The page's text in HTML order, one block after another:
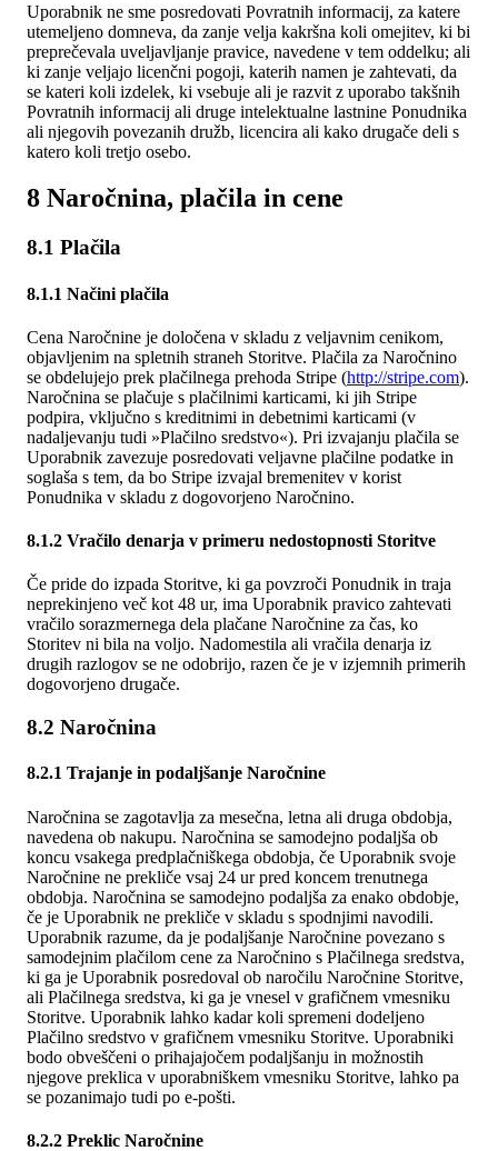
Uporabnik ne sme posredovati Povratnih informacij, za katere
utemeljeno domneva, da zanje velja kakršna koli omejitev, ki bi
preprečevala uveljavljanje pravice, navedene v tem oddelku; ali
ki zanje veljajo licenčni pogoji, katerih namen je zahtevati, da
se kateri koli izdelek, ki vsebuje ali je razvit z uporabo takšnih
Povratnih informacij ali druge intelektualne lastnine Ponudnika
ali njegovih povezanih družb, licencira ali kako drugače deli s
katero koli tretjo osebo.
8 Naročnina, plačila in cene
8.1 Plačila
8.1.1 Načini plačila
Cena Naročnine je določena v skladu z veljavnim cenikom,
objavljenim na spletnih straneh Storitve. Plačila za Naročnino
se obdelujejo prek plačilnega prehoda Stripe (http://stripe.com).
Naročnina se plačuje s plačilnimi karticami, ki jih Stripe
podpira, vključno s kreditnimi in debetnimi karticami (v
nadaljevanju tudi »Plačilno sredstvo«). Pri izvajanju plačila se
Uporabnik zavezuje posredovati veljavne plačilne podatke in
soglaša s tem, da bo Stripe izvajal bremenitev v korist
Ponudnika v skladu z dogovorjeno Naročnino.
8.1.2 Vračilo denarja v primeru nedostopnosti Storitve
Če pride do izpada Storitve, ki ga povzroči Ponudnik in traja
neprekinjeno več kot 48 ur, ima Uporabnik pravico zahtevati
vračilo sorazmernega dela plačane Naročnine za čas, ko
Storitev ni bila na voljo. Nadomestila ali vračila denarja iz
drugih razlogov se ne odobrijo, razen če je v izjemnih primerih
dogovorjeno drugače.
8.2 Naročnina
8.2.1 Trajanje in podaljšanje Naročnine
Naročnina se zagotavlja za mesečna, letna ali druga obdobja,
navedena ob nakupu. Naročnina se samodejno podaljša ob
koncu vsakega predplačniškega obdobja, če Uporabnik svoje
Naročnine ne prekliče vsaj 24 ur pred koncem trenutnega
obdobja. Naročnina se samodejno podaljša za enako obdobje,
če je Uporabnik ne prekliče v skladu s spodnjimi navodili.
Uporabnik razume, da je podaljšanje Naročnine povezano s
samodejnim plačilom cene za Naročnino s Plačilnega sredstva,
ki ga je Uporabnik posredoval ob naročilu Naročnine Storitve,
ali Plačilnega sredstva, ki ga je vnesel v grafičnem vmesniku
Storitve. Uporabnik lahko kadar koli spremeni dodeljeno
Plačilno sredstvo v grafičnem vmesniku Storitve. Uporabniki
bodo obveščeni o prihajajočem podaljšanju in možnostih
njegove preklica v uporabniškem vmesniku Storitve, lahko pa
se pozanimajo tudi po e-pošti.
8.2.2 Preklic Naročnine